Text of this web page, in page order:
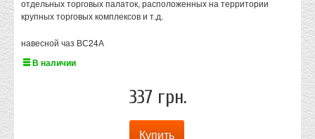
отдельных торговых палаток, расположенных на территории
крупных торговых комплексов и т.д.
навесной чаз ВС24А
В наличии
337 грн.